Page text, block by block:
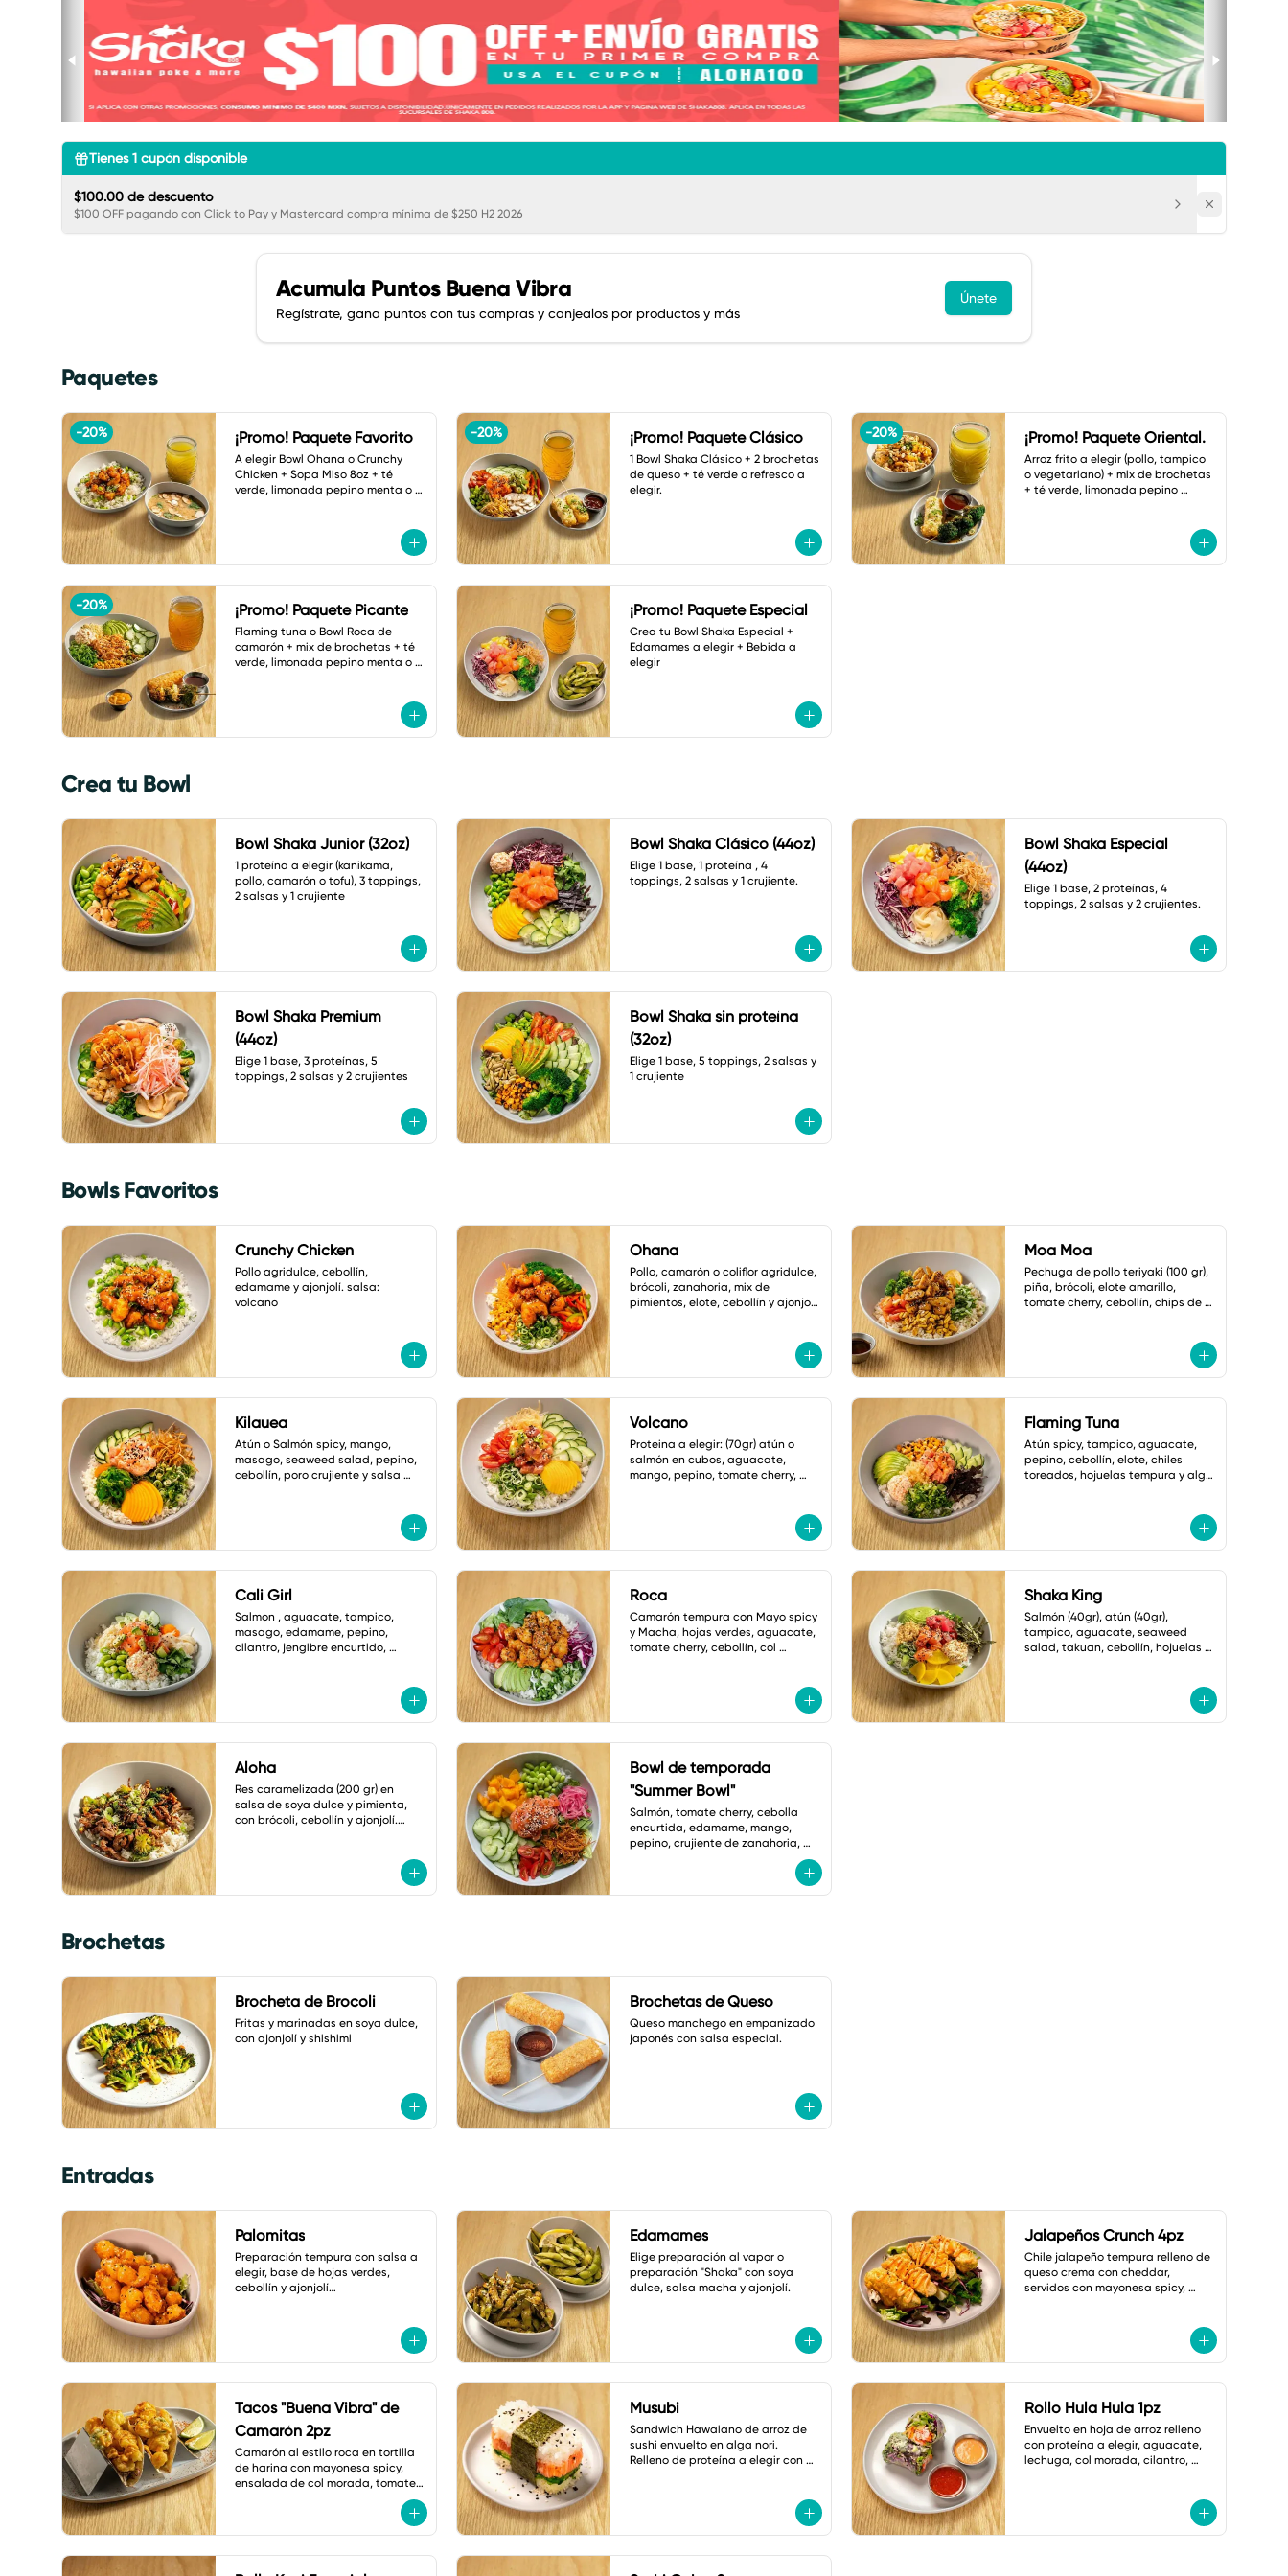
Tienes1 cupón disponible
$100.00 de descuento
$100 OFF pagando con Click to Pay y Mastercard compra mínima de $250 H2 2026
Acumula Puntos Buena Vibra
Regístrate, gana puntos con tus compras y canjealos por productos y más
Únete
Paquetes
-20% ¡Promo! Paquete Favorito
A elegir Bowl Ohana o Crunchy
Chicken + Sopa Miso 8oz + té
verde, limonada pepino menta o
-20% ¡Promo! Paquete Clásico
1 Bowl Shaka Clásico + 2 brochetas
de queso + té verde o refresco a
elegir.
-20% ¡Promo! Paquete Oriental.
Arroz frito a elegir (pollo, tampico
o vegetariano) + mix de brochetas
+ té verde, limonada pepino
-20% ¡Promo! Paquete Picante
Flaming tuna o Bowl Roca de
camarón + mix de brochetas + té
verde, limonada pepino menta o
¡Promo! Paquete Especial
Crea tu Bowl Shaka Especial +
Edamames a elegir + Bebida a
elegir
Crea tu Bowl
Bowl Shaka Junior (32oz)
1 proteína a elegir (kanikama,
pollo, camarón o tofu), 3 toppings,
2 salsas y 1 crujiente
Bowl Shaka Clásico (44oz)
Elige 1 base, 1 proteína , 4
toppings, 2 salsas y 1 crujiente.
Bowl Shaka Especial
(44oz)
Elige 1 base, 2 proteínas, 4
toppings, 2 salsas y 2 crujientes.
Bowl Shaka Premium
(44oz)
Elige 1 base, 3 proteínas, 5
toppings, 2 salsas y 2 crujientes
Bowl Shaka sin proteína
(32oz)
Elige 1 base, 5 toppings, 2 salsas y
1 crujiente
Bowls Favoritos
Crunchy Chicken
Pollo agridulce, cebollín,
edamame y ajonjolí. salsa:
volcano
Ohana
Pollo, camarón o coliflor agridulce,
brócoli, zanahoria, mix de
pimientos, elote, cebollín y ajonjolí.
Moa Moa
Pechuga de pollo teriyaki (100 gr),
piña, brócoli, elote amarillo,
tomate cherry, cebollín, chips de
Kilauea
Atún o Salmón spicy, mango,
masago, seaweed salad, pepino,
cebollín, poro crujiente y salsa
Volcano
Proteina a elegir: (70gr) atún o
salmón en cubos, aguacate,
mango, pepino, tomate cherry,
Flaming Tuna
Atún spicy, tampico, aguacate,
pepino, cebollín, elote, chiles
toreados, hojuelas tempura y alga
Cali Girl
Salmon , aguacate, tampico,
masago, edamame, pepino,
cilantro, jengibre encurtido,
Roca
Camarón tempura con Mayo spicy
y Macha, hojas verdes, aguacate,
tomate cherry, cebollín, col
Shaka King
Salmón (40gr), atún (40gr),
tampico, aguacate, seaweed
salad, takuan, cebollín, hojuelas
Aloha
Res caramelizada (200 gr) en
salsa de soya dulce y pimienta,
con brócoli, cebollín y ajonjolí.
Bowl de temporada
"Summer Bowl"
Salmón, tomate cherry, cebolla
encurtida, edamame, mango,
pepino, crujiente de zanahoria,
ajonjolí y vinagreta de zanahoria
Brochetas
Brocheta de Brocoli
Fritas y marinadas en soya dulce,
con ajonjolí y shishimi
Brochetas de Queso
Queso manchego en empanizado
japonés con salsa especial.
Entradas
Palomitas
Preparación tempura con salsa a
elegir, base de hojas verdes,
cebollín y ajonjolí
Edamames
Elige preparación al vapor o
preparación "Shaka" con soya
dulce, salsa macha y ajonjolí.
Jalapeños Crunch 4pz
Chile jalapeño tempura relleno de
queso crema con cheddar,
servidos con mayonesa spicy,
Tacos "Buena Vibra" de
Camarón 2pz
Camarón al estilo roca en tortilla
de harina con mayonesa spicy,
ensalada de col morada, tomate
cherry, jalapeño tempura, cebollín
Musubi
Sandwich Hawaiano de arroz de
sushi envuelto en alga nori.
Relleno de proteína a elegir con
Rollo Hula Hula 1pz
Envuelto en hoja de arroz relleno
con proteína a elegir, aguacate,
lechuga, col morada, cilantro,